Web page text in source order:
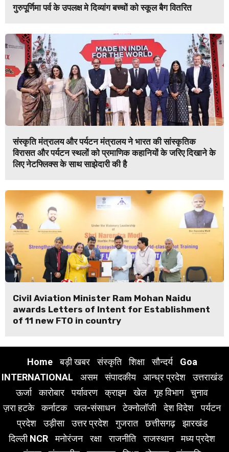
गुरुपूर्णिमा पर्व के उपलक्ष मे दिव्यांग बच्चों को स्कूल बैग वितरित
संस्कृति मंत्रालय और पर्यटन मंत्रालय ने भारत की सांस्कृतिक
विरासत और पर्यटन स्थलों को प्रमाणिक कहानियों के जरिए दिखाने के
लिए नेटफ्लिक्स के साथ साझेदारी की है
Civil Aviation Minister Ram Mohan Naidu
awards Letters of Intent for Establishment
of 11 new FTO in country
Home बड़ी खबर संस्कृति शिक्षा सौन्दर्य
Goa
INTERNATIONAL
असम संपादकीय आन्ध्र प्रदेश
उत्तराखंड
ऊर्जा
कारोबार पर्यावरण क्राइम खेल गृह विभाग
चुनाव
ज़रा हटके
कर्नाटक जल-संसाधन टेक्नोलॉजी देश विदेश
पर्यटन
प्रदेश
उड़ीसा उत्तर प्रदेश गुजरात छत्तीसगढ़
झारखंड
दिल्ली NCR
मनोरंजन रक्षा राजनीति राजस्थान
मध्य प्रदेश